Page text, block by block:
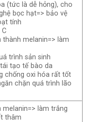
(tức là dễ hỏng), cho
bọc hạt=> bảo vệ
tính
thành melanin=> làm
trình sản sinh
tạo tế bào da
chống oxi hóa rất tốt
chặn quá trình lão
melanin=> làm trắng
thâm